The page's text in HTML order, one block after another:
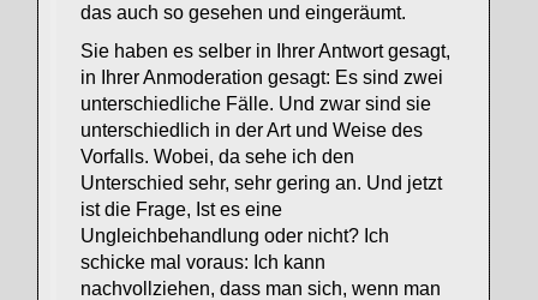
das auch so gesehen und eingeräumt.
Sie haben es selber in Ihrer Antwort gesagt,
in Ihrer Anmoderation gesagt: Es sind zwei
unterschiedliche Fälle. Und zwar sind sie
unterschiedlich in der Art und Weise des
Vorfalls. Wobei, da sehe ich den
Unterschied sehr, sehr gering an. Und jetzt
ist die Frage, Ist es eine
Ungleichbehandlung oder nicht? Ich
schicke mal voraus: Ich kann
nachvollziehen, dass man sich, wenn man